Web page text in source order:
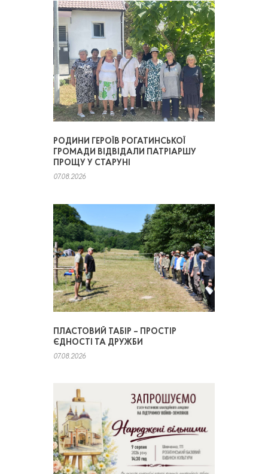
РОДИНИ ГЕРОЇВ РОГАТИНСЬКОЇ
ГРОМАДИ ВІДВІДАЛИ ПАТРІАРШУ
ПРОЩУ У СТАРУНІ
07.08.2026
ПЛАСТОВИЙ ТАБІР – ПРОСТІР
ЄДНОСТІ ТА ДРУЖБИ
07.08.2026